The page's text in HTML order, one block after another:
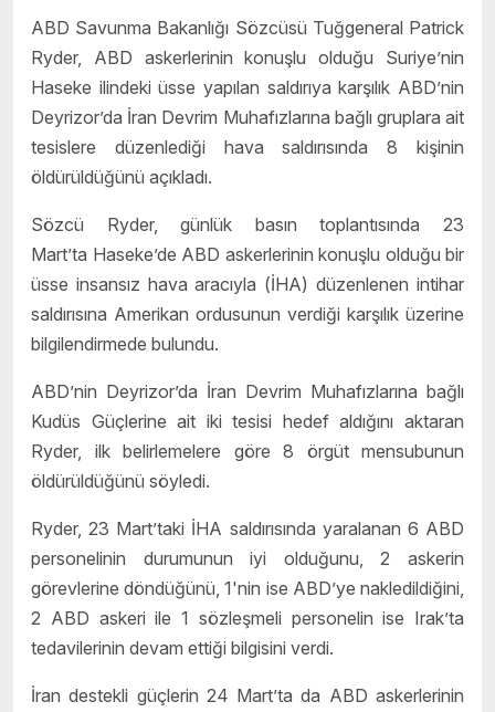
ABD Savunma Bakanlığı Sözcüsü Tuğgeneral Patrick
Ryder, ABD askerlerinin konuşlu olduğu Suriye’nin
Haseke ilindeki üsse yapılan saldırıya karşılık ABD’nin
Deyrizor’da İran Devrim Muhafızlarına bağlı gruplara ait
tesislere düzenlediği hava saldırısında 8 kişinin
öldürüldüğünü açıkladı.
Sözcü Ryder, günlük basın toplantısında 23
Mart’ta Haseke’de ABD askerlerinin konuşlu olduğu bir
üsse insansız hava aracıyla (İHA) düzenlenen intihar
saldırısına Amerikan ordusunun verdiği karşılık üzerine
bilgilendirmede bulundu.
ABD’nin Deyrizor’da İran Devrim Muhafızlarına bağlı
Kudüs Güçlerine ait iki tesisi hedef aldığını aktaran
Ryder, ilk belirlemelere göre 8 örgüt mensubunun
öldürüldüğünü söyledi.
Ryder, 23 Mart’taki İHA saldırısında yaralanan 6 ABD
personelinin durumunun iyi olduğunu, 2 askerin
görevlerine döndüğünü, 1'nin ise ABD’ye nakledildiğini,
2 ABD askeri ile 1 sözleşmeli personelin ise Irak’ta
tedavilerinin devam ettiği bilgisini verdi.
İran destekli güçlerin 24 Mart’ta da ABD askerlerinin